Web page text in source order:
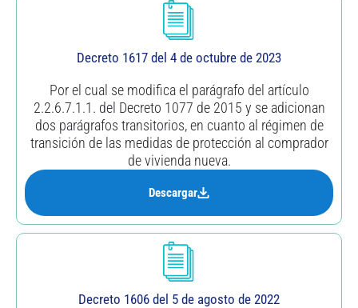
Decreto 1617 del 4 de octubre de 2023
Por el cual se modifica el parágrafo del artículo
2.2.6.7.1.1. del Decreto 1077 de 2015 y se adicionan
dos parágrafos transitorios, en cuanto al régimen de
transición de las medidas de protección al comprador
de vivienda nueva.
Descargar
Decreto 1606 del 5 de agosto de 2022